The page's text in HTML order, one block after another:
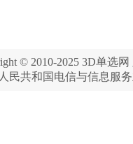
© 2010-2025 3D单选网
人民共和国电信与信息服